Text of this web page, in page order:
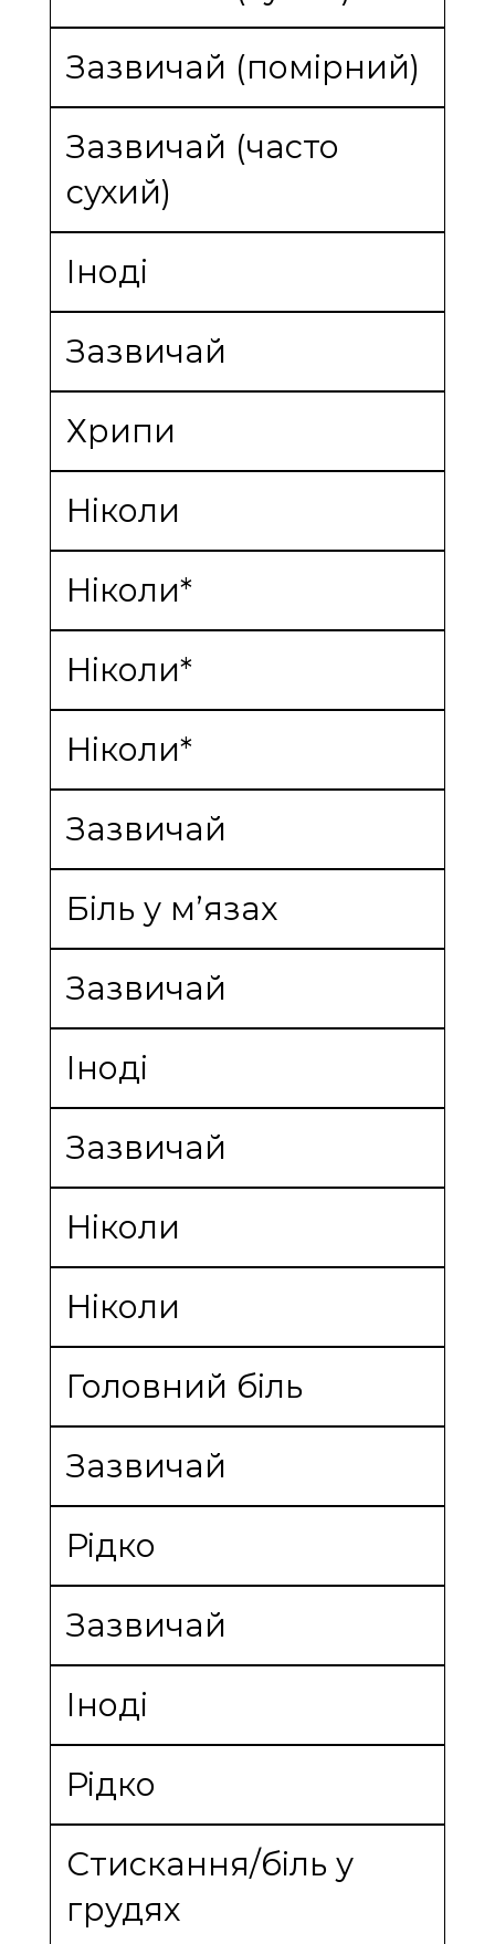
Зазвичай (помірний)
Зазвичай (часто
сухий)
Іноді
Зазвичай
Хрипи
Ніколи
Ніколи*
Ніколи*
Ніколи*
Зазвичай
Біль у м’язах
Зазвичай
Іноді
Зазвичай
Ніколи
Ніколи
Головний біль
Зазвичай
Рідко
Зазвичай
Іноді
Рідко
Стискання/біль у
грудях